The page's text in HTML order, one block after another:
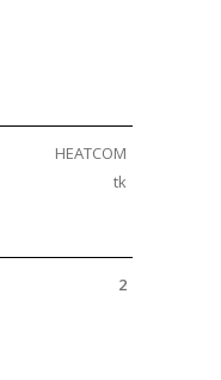
HEATCOM
tk
2